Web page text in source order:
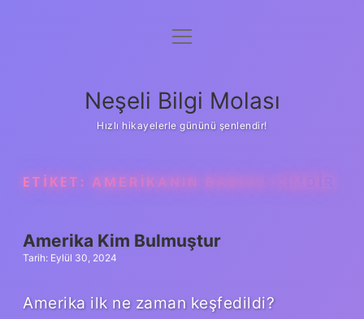
Anasayfa
Yasal Uyarı
menüyü
Neşeli Bilgi Molası
Hızlı hikayelerle gününü şenlendir!
ETIKET: AMERIKANIN BABASI KIMDIR
Amerika Kim Bulmuştur
Tarih: Eylül 30, 2024
Amerika ilk ne zaman keşfedildi?